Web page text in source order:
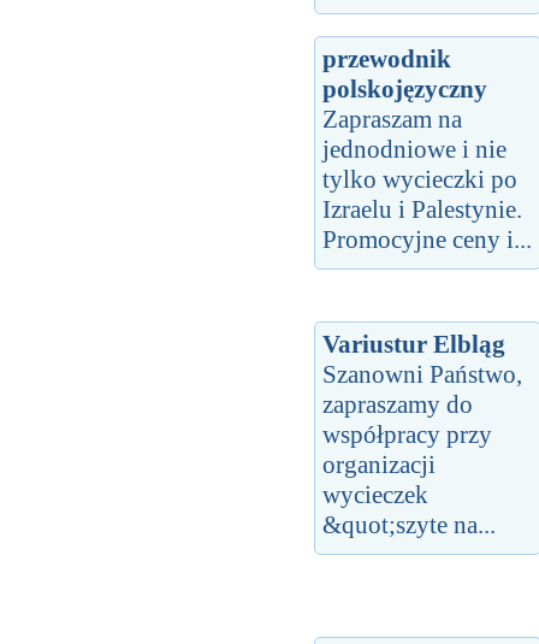
przewodnik
polskojęzyczny
Zapraszam na
jednodniowe i nie
tylko wycieczki po
Izraelu i Palestynie.
Promocyjne ceny i...
Variustur Elbląg
Szanowni Państwo,
zapraszamy do
współpracy przy
organizacji
wycieczek
&quot;szyte na...